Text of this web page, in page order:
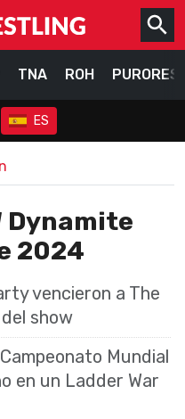
TNA ROH
ES
Dynamite
2024
vencieron a The
show
Mundial
en un Ladder War